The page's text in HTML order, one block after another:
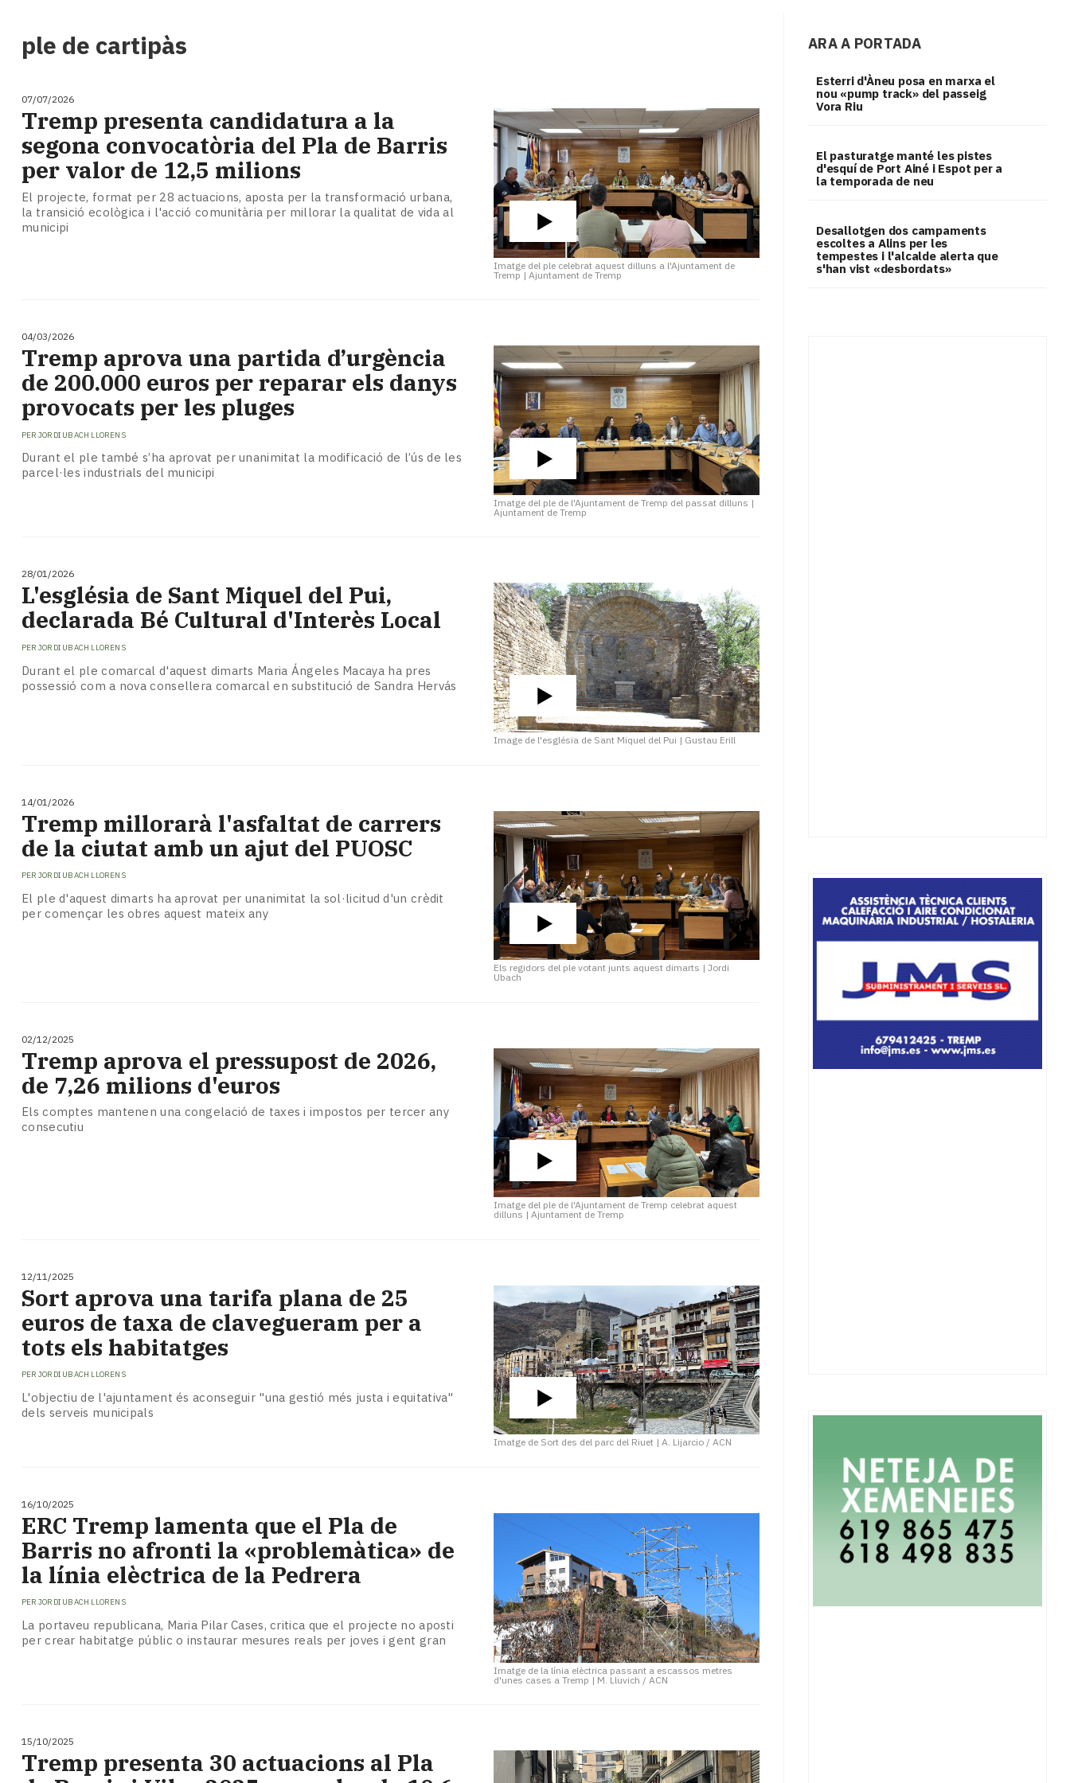
Cultura
tant!
TV
i
mitjans
El
temps
Reportatges
Entrevistes
teva!
Subscriptors
La
del
Pallars
Contingut
patrocinat
ple de cartipàs
07/07/2026
Imatge del ple celebrat aquest dilluns a l'Ajuntament de
Tremp | Ajuntament de Tremp
​Tremp presenta candidatura a la
segona convocatòria del Pla de Barris
per valor de 12,5 milions
El projecte, format per 28 actuacions, aposta per la transformació urbana,
la transició ecològica i l'acció comunitària per millorar la qualitat de vida al
municipi
04/03/2026
Imatge del ple de l'Ajuntament de Tremp del passat dilluns |
Ajuntament de Tremp
Tremp aprova una partida d’urgència
de 200.000 euros per reparar els danys
provocats per les pluges
PER JORDI UBACH LLORENS
Durant el ple també s’ha aprovat per unanimitat la modificació de l’ús de les
parcel·les industrials del municipi
28/01/2026
Image de l'església de Sant Miquel del Pui | Gustau Erill
L'església de Sant Miquel del Pui,
declarada Bé Cultural d'Interès Local
PER JORDI UBACH LLORENS
Durant el ple comarcal d'aquest dimarts Maria Ángeles Macaya ha pres
possessió com a nova consellera comarcal en substitució de Sandra Hervás
14/01/2026
Els regidors del ple votant junts aquest dimarts |Jordi
Ubach
Tremp millorarà l'asfaltat de carrers
de la ciutat amb un ajut del PUOSC
PER JORDI UBACH LLORENS
El ple d'aquest dimarts ha aprovat per unanimitat la sol·licitud d'un crèdit
per començar les obres aquest mateix any
02/12/2025
Imatge del ple de l'Ajuntament de Tremp celebrat aquest
dilluns |Ajuntament de Tremp
​Tremp aprova el pressupost de 2026,
de 7,26 milions d'euros
Els comptes mantenen una congelació de taxes i impostos per tercer any
consecutiu
12/11/2025
Imatge de Sort des del parc del Riuet |A. Lijarcio / ACN
Sort aprova una tarifa plana de 25
euros de taxa de clavegueram per a
tots els habitatges
PER JORDI UBACH LLORENS
L'objectiu de l'ajuntament és aconseguir "una gestió més justa i equitativa"
dels serveis municipals
16/10/2025
Imatge de la línia elèctrica passant a escassos metres
d'unes cases a Tremp | M. Lluvich / ACN
ERC Tremp lamenta que el Pla de
Barris no afronti la «problemàtica» de
la línia elèctrica de la Pedrera
PER JORDI UBACH LLORENS
La portaveu republicana, Maria Pilar Cases, critica que el projecte no aposti
per crear habitatge públic o instaurar mesures reals per joves i gent gran
15/10/2025
Tremp presenta 30 actuacions al Pla
ARA A PORTADA
Esterri d'Àneu posa en marxa el
nou «pump track» del passeig
Vora Riu
El pasturatge manté les pistes
d'esquí de Port Ainé i Espot per a
la temporada de neu
​Desallotgen dos campaments
escoltes a Alins per les
tempestes i l'alcalde alerta que
s'han vist «desbordats»